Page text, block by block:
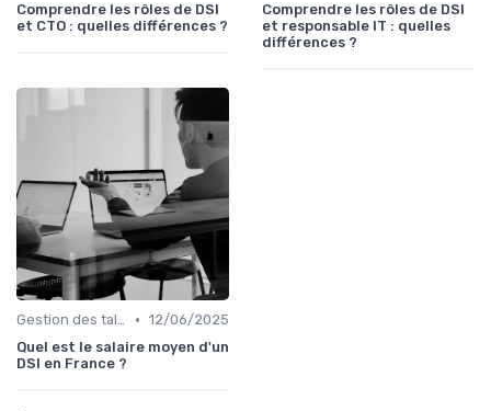
Comprendre les rôles de DSI
et CTO : quelles différences ?
Comprendre les rôles de DSI
et responsable IT : quelles
différences ?
Gestion des talents IT • 12/06/2025
Quel est le salaire moyen d'un
DSI en France ?